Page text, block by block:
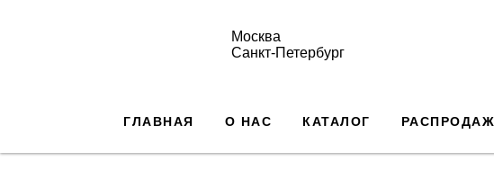
Москва
Санкт-Петербург
ГЛАВНАЯ О НАС КАТАЛОГ